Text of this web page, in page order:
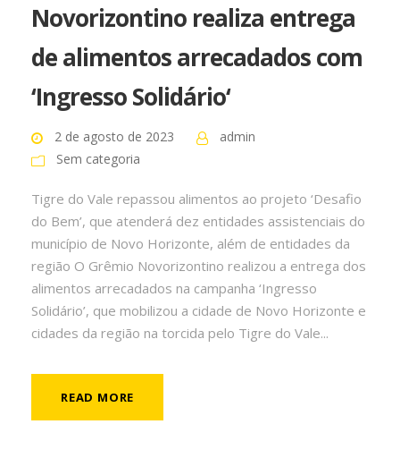
Novorizontino realiza entrega
de alimentos arrecadados com
‘Ingresso Solidário‘
2 de agosto de 2023
admin
Sem categoria
Tigre do Vale repassou alimentos ao projeto ‘Desafio
do Bem’, que atenderá dez entidades assistenciais do
município de Novo Horizonte, além de entidades da
região O Grêmio Novorizontino realizou a entrega dos
alimentos arrecadados na campanha ‘Ingresso
Solidário’, que mobilizou a cidade de Novo Horizonte e
cidades da região na torcida pelo Tigre do Vale...
READ MORE